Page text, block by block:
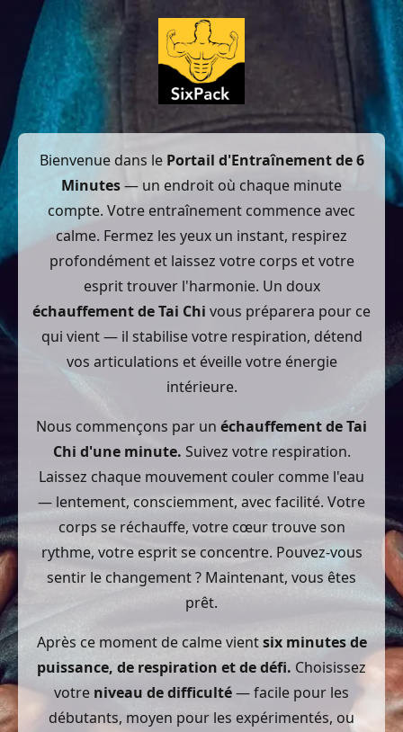
Bienvenue dans le Portail d'Entraînement de 6
Minutes— un endroit où chaque minute
compte. Votre entraînement commence avec
calme. Fermez les yeux un instant, respirez
profondément et laissez votre corps et votre
esprit trouver l'harmonie. Un doux
échauffement de Tai Chi vous préparera pour ce
qui vient — il stabilise votre respiration, détend
vos articulations et éveille votre énergie
intérieure.
Nous commençons par un échauffement de Tai
Chi d'une minute. Suivez votre respiration.
Laissez chaque mouvement couler comme l'eau
— lentement, consciemment, avec facilité. Votre
corps se réchauffe, votre cœur trouve son
rythme, votre esprit se concentre. Pouvez-vous
sentir le changement ? Maintenant, vous êtes
prêt.
Après ce moment de calme vientsix minutes de
puissance, de respiration et de défi. Choisissez
votre niveau de difficulté— facile pour les
débutants, moyen pour les expérimentés, ou